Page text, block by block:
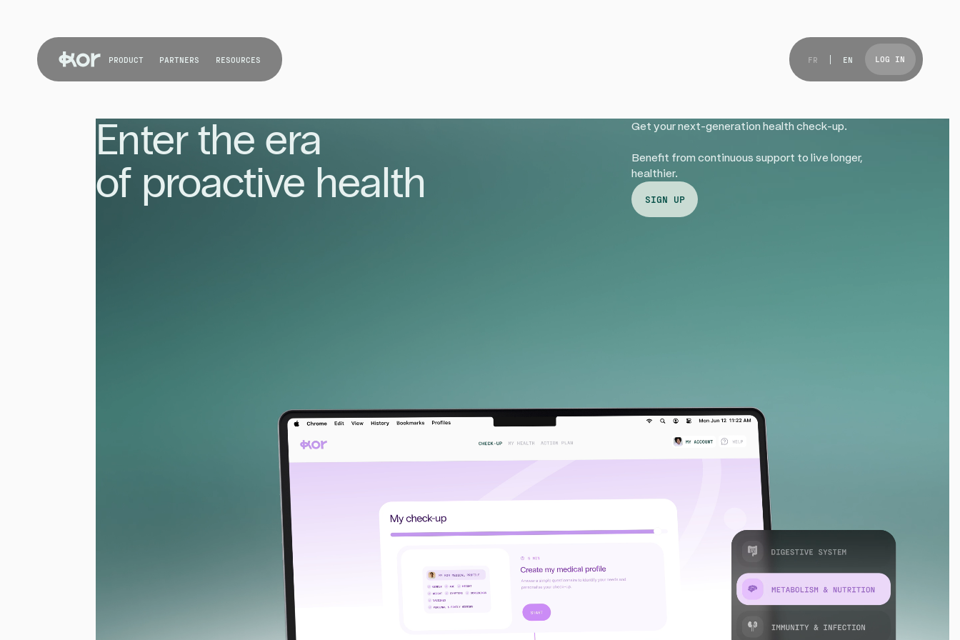
PRODUCT PARTNERS RESOURCES FR EN LOG IN
Enter the era
of proactive health
Get your next-generation health check-up.
Benefit from continuous support to live longer,
healthier.
SIGN UP